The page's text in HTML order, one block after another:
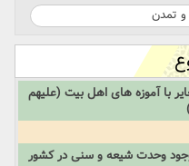
تمدن
با آموزه های اهل بیت (علیهم
وحدت شیعه و سنی در کشور